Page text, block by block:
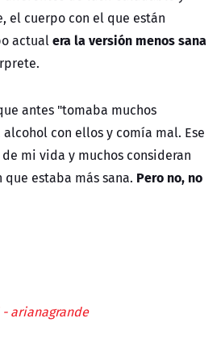
el cuerpo con el que están
actualera la versión menos sana
antes "tomaba muchos
con ellos y comía mal. Ese
mi vida y muchos consideran
estaba más sana. Pero no, no
arianagrande